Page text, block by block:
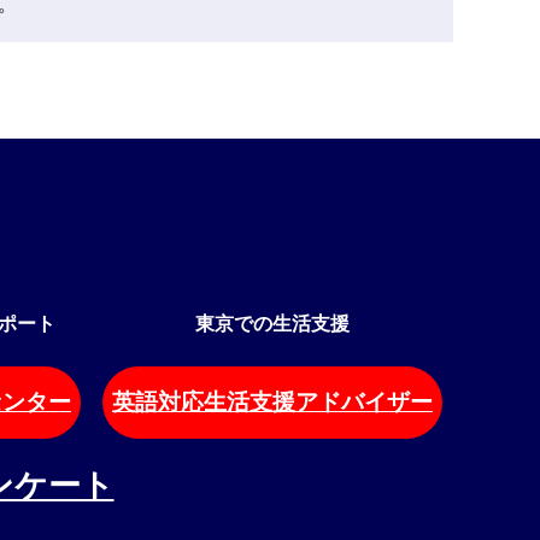
ート
ター
東京での生活支援
英語対応生活支援アドバイザー
ート